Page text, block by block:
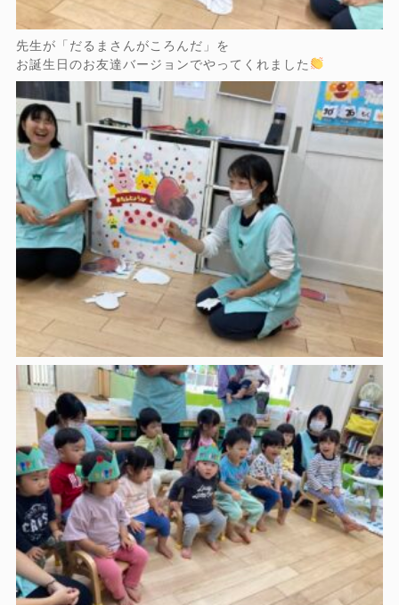
先生が「だるまさんがころんだ」を
お誕生日のお友達バージョンでやってくれました